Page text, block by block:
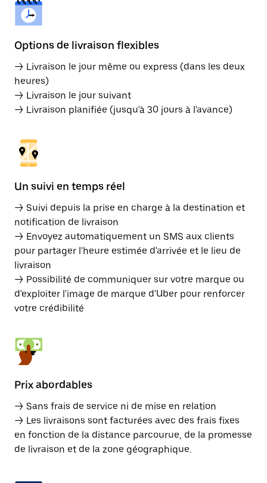
Options de livraison flexibles
→ Livraison le jour même ou express (dans les deux
heures)
→ Livraison le jour suivant
→ Livraison planifiée (jusqu'à 30 jours à l'avance)
Un suivi en temps réel
→ Suivi depuis la prise en charge à la destination et
notification de livraison
→ Envoyez automatiquement un SMS aux clients
pour partager l'heure estimée d'arrivée et le lieu de
livraison
→ Possibilité de communiquer sur votre marque ou
d'exploiter l'image de marque d'Uber pour renforcer
votre crédibilité
Prix abordables
→ Sans frais de service ni de mise en relation
→ Les livraisons sont facturées avec des frais fixes
en fonction de la distance parcourue, de la promesse
de livraison et de la zone géographique.